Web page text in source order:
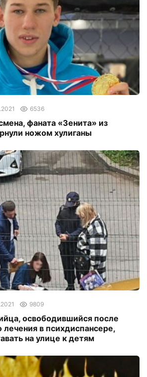
6536
фаната «Зенита» из
ножом хулиганы
9809
освободившийся после
лечения в психдиспансере,
на улице к детям